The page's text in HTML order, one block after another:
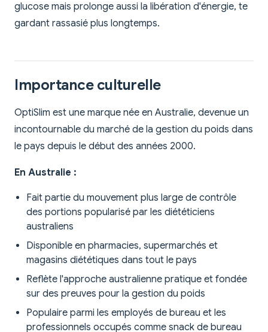
glucose mais prolonge aussi la libération d'énergie, te
gardant rassasié plus longtemps.
Importance culturelle
OptiSlim est une marque née en Australie, devenue un
incontournable du marché de la gestion du poids dans
le pays depuis le début des années 2000.
En Australie :
Fait partie du mouvement plus large de contrôle
des portions popularisé par les diététiciens
australiens
Disponible en pharmacies, supermarchés et
magasins diététiques dans tout le pays
Reflète l'approche australienne pratique et fondée
sur des preuves pour la gestion du poids
Populaire parmi les employés de bureau et les
professionnels occupés comme snack de bureau